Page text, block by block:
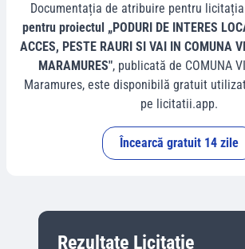
Documentația de atribuire pentru licitația
pentru proiectul „PODURI DE INTERES
ACCES, PESTE RAURI SI VAI IN COMUNA
MARAMURES", publicată de COMUNA
Maramures, este disponibilă gratuit
pe licitatii.app.
Încearcă gratuit 14 zile
Rezultate Licitație